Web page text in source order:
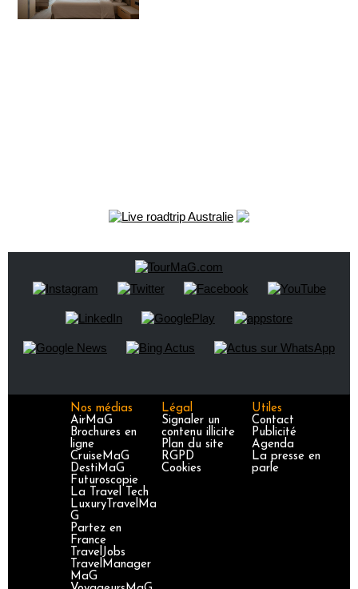
Nos médias
AirMaG
Brochures en
ligne
CruiseMaG
DestiMaG
Futuroscopie
La Travel Tech
LuxuryTravelMa
G
Partez en
France
TravelJobs
TravelManager
MaG
Légal
Signaler un
contenu illicite
Plan du site
RGPD
Cookies
Utiles
Contact
Publicité
Agenda
La presse en
parle